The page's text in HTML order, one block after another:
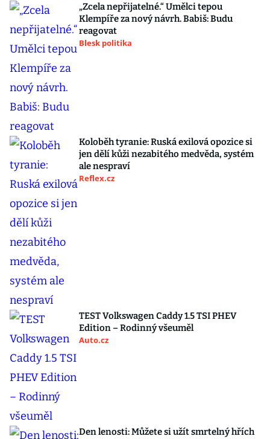
„Zcela nepřijatelné.“ Umělci tepou
Klempíře za nový návrh. Babiš: Budu
reagovat
Blesk politika
Koloběh tyranie: Ruská exilová opozice si
jen dělí kůži nezabitého medvěda, systém
ale nespraví
Reflex.cz
TEST Volkswagen Caddy 1.5 TSI PHEV
Edition – Rodinný všeuměl
Auto.cz
Den lenosti: Můžete si užít smrtelný hřích